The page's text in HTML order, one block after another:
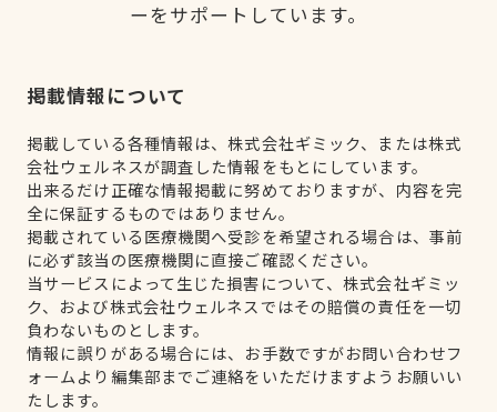
ーをサポートしています。
掲載情報について
掲載している各種情報は、株式会社ギミック、または株式
会社ウェルネスが調査した情報をもとにしています。
出来るだけ正確な情報掲載に努めておりますが、内容を完
全に保証するものではありません。
掲載されている医療機関へ受診を希望される場合は、事前
に必ず該当の医療機関に直接ご確認ください。
当サービスによって生じた損害について、株式会社ギミッ
ク、および株式会社ウェルネスではその賠償の責任を一切
負わないものとします。
情報に誤りがある場合には、お手数ですがお問い合わせフ
ォームより編集部までご連絡をいただけますようお願いい
たします。